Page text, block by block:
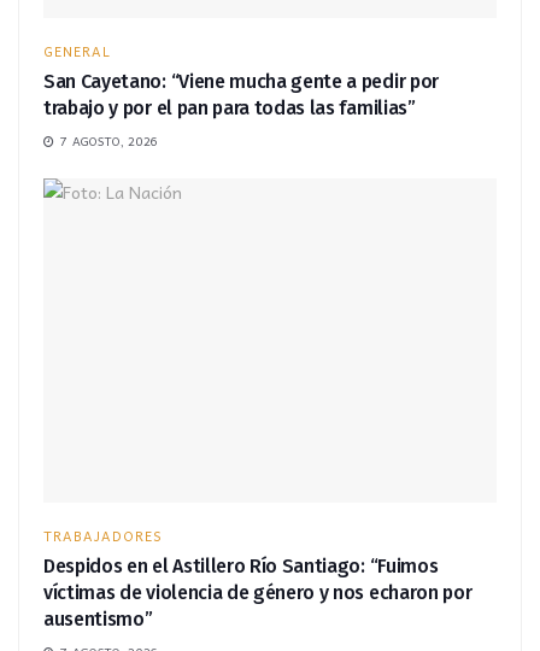
GENERAL
San Cayetano: “Viene mucha gente a pedir por
trabajo y por el pan para todas las familias”
7 AGOSTO, 2026
TRABAJADORES
Despidos en el Astillero Río Santiago: “Fuimos
víctimas de violencia de género y nos echaron por
ausentismo”